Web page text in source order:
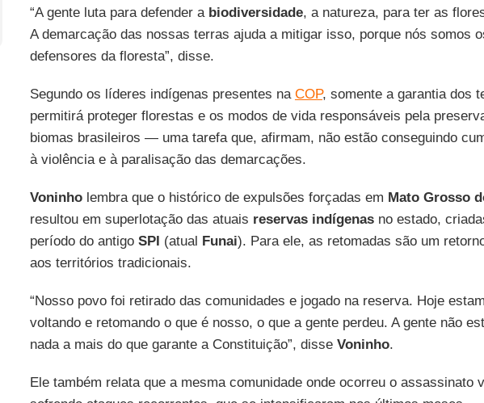
“A gente luta para defender a biodiversidade, a natureza, para ter as
A demarcação das nossas terras ajuda a mitigar isso, porque nós somos
defensores da floresta”, disse.
Segundo os líderes indígenas presentes na COP, somente a garantia dos
permitirá proteger florestas e os modos de vida responsáveis pela
biomas brasileiros — uma tarefa que, afirmam, não estão conseguindo
à violência e à paralisação das demarcações.
Voninholembra que o histórico de expulsões forçadas em Mato Grosso
resultou em superlotação das atuais reservas indígenasno estado,
período do antigo SPI (atual Funai). Para ele, as retomadas são um
aos territórios tradicionais.
“Nosso povo foi retirado das comunidades e jogado na reserva. Hoje
voltando e retomando o que é nosso, o que a gente perdeu. A gente não
nada a mais do que garante a Constituição”, disse Voninho.
Ele também relata que a mesma comunidade onde ocorreu o assassinato